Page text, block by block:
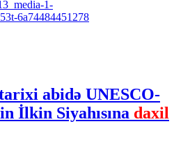
abidə UNESCO-
İlkin Siyahısına daxil